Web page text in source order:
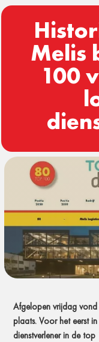
Melis
100
Afgelopen vrijdag
plaats. Voor het eerst
dienstverlener in de top